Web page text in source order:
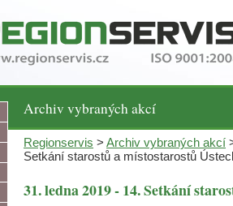
Archiv vybraných akcí
Regionservis > Archiv vybraných akcí
Setkání starostů a místostarostů
31. ledna 2019 - 14. Setkání